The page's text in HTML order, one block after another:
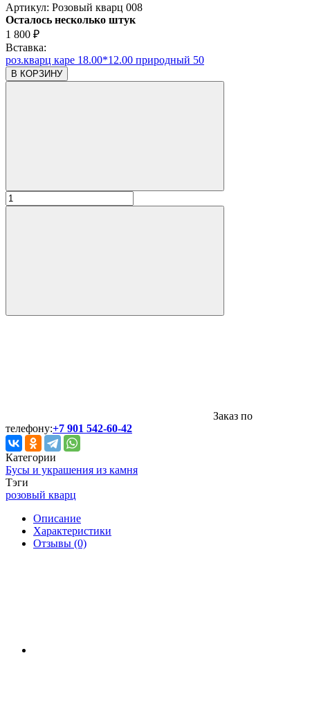
Артикул: Розовый кварц 008
Осталось несколько штук
1 800 ₽
Вставка:
роз.кварц каре 18.00*12.00 природный 50
В КОРЗИНУ
Заказ по
телефону:+7 901 542-60-42
Категории
Бусы и украшения из камня
Тэги
розовый кварц
Описание
Характеристики
Отзывы (0)